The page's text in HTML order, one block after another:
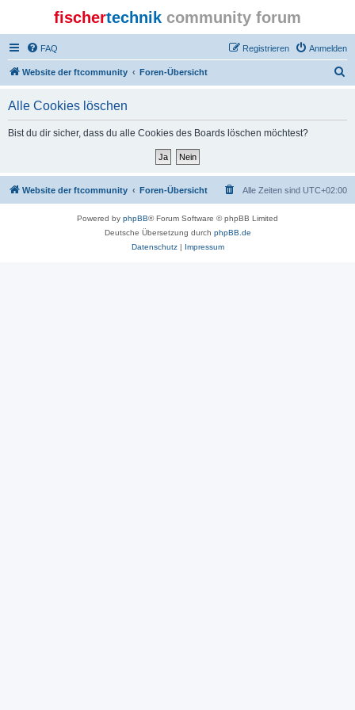
fischertechnik community forum
FAQ Anmelden
Registrieren
Website der ftcommunity Foren-Übersicht
Alle Cookies löschen
Bist du dir sicher, dass du alle Cookies des Boards löschen möchtest?
Website der ftcommunity Foren-Übersicht Alle Zeiten sind UTC+02:00
Powered by phpBB® Forum Software © phpBB Limited
Deutsche Übersetzung durch phpBB.de
Datenschutz| Impressum